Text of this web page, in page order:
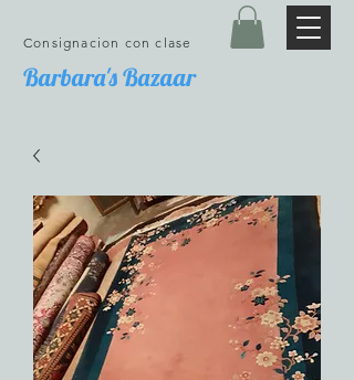
Barbara's Bazaar
Consignacion con clase